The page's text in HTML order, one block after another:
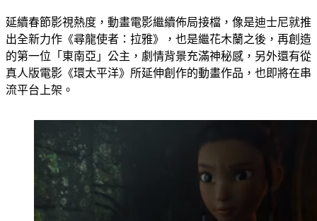
延續春節影視熱度，動畫電影繼續佈局接檔，像是迪士尼就推
出全新力作《尋龍使者：拉雅》，也是繼花木蘭之後，再創造
的第一位「東南亞」公主，劇情背景充滿神秘感，另外還有從
真人版電影《環太平洋》所延伸創作的動畫作品，也即將在串
流平台上架。